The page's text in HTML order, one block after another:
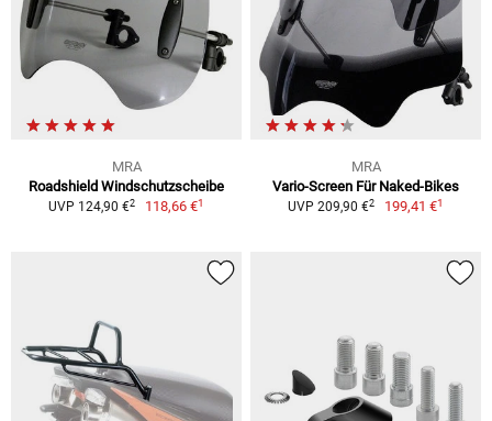
MRA
Roadshield Windschutzscheibe
UVP 124,90 €2 118,66 €1
MRA
Vario-Screen Für Naked-Bikes
UVP 209,90 €2 199,41 €1